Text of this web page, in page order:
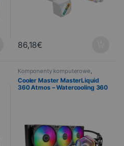
86,18€
Komponenty komputerowe,
Informatyka Chłodzenie
Cooler Master MasterLiquid
360 Atmos – Watercooling 360